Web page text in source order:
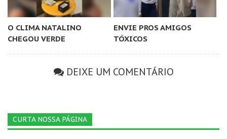
O CLIMA NATALINO
CHEGOU VERDE
ENVIE PROS AMIGOS
TÓXICOS
DEIXE UM COMENTÁRIO
CURTA NOSSA PÁGINA